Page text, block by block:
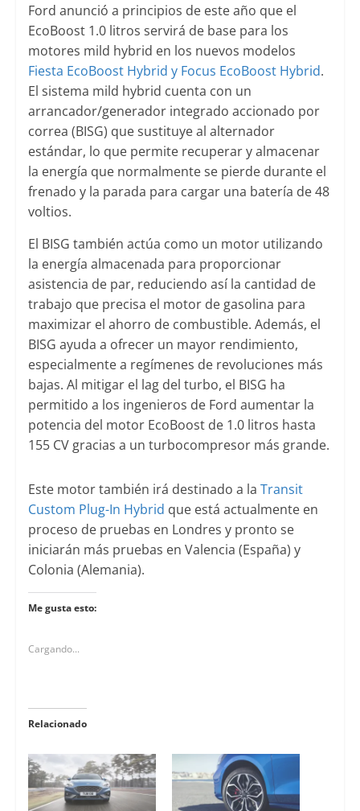
Ford anunció a principios de este año que el
EcoBoost 1.0 litros servirá de base para los
motores mild hybrid en los nuevos modelos
Fiesta EcoBoost Hybrid y Focus EcoBoost Hybrid.
El sistema mild hybrid cuenta con un
arrancador/generador integrado accionado por
correa (BISG) que sustituye al alternador
estándar, lo que permite recuperar y almacenar
la energía que normalmente se pierde durante el
frenado y la parada para cargar una batería de 48
voltios.
El BISG también actúa como un motor utilizando
la energía almacenada para proporcionar
asistencia de par, reduciendo así la cantidad de
trabajo que precisa el motor de gasolina para
maximizar el ahorro de combustible. Además, el
BISG ayuda a ofrecer un mayor rendimiento,
especialmente a regímenes de revoluciones más
bajas. Al mitigar el lag del turbo, el BISG ha
permitido a los ingenieros de Ford aumentar la
potencia del motor EcoBoost de 1.0 litros hasta
155 CV gracias a un turbocompresor más grande.
Este motor también irá destinado a la Transit
Custom Plug-In Hybrid que está actualmente en
proceso de pruebas en Londres y pronto se
iniciarán más pruebas en Valencia (España) y
Colonia (Alemania).
Me gusta esto:
Cargando...
Relacionado